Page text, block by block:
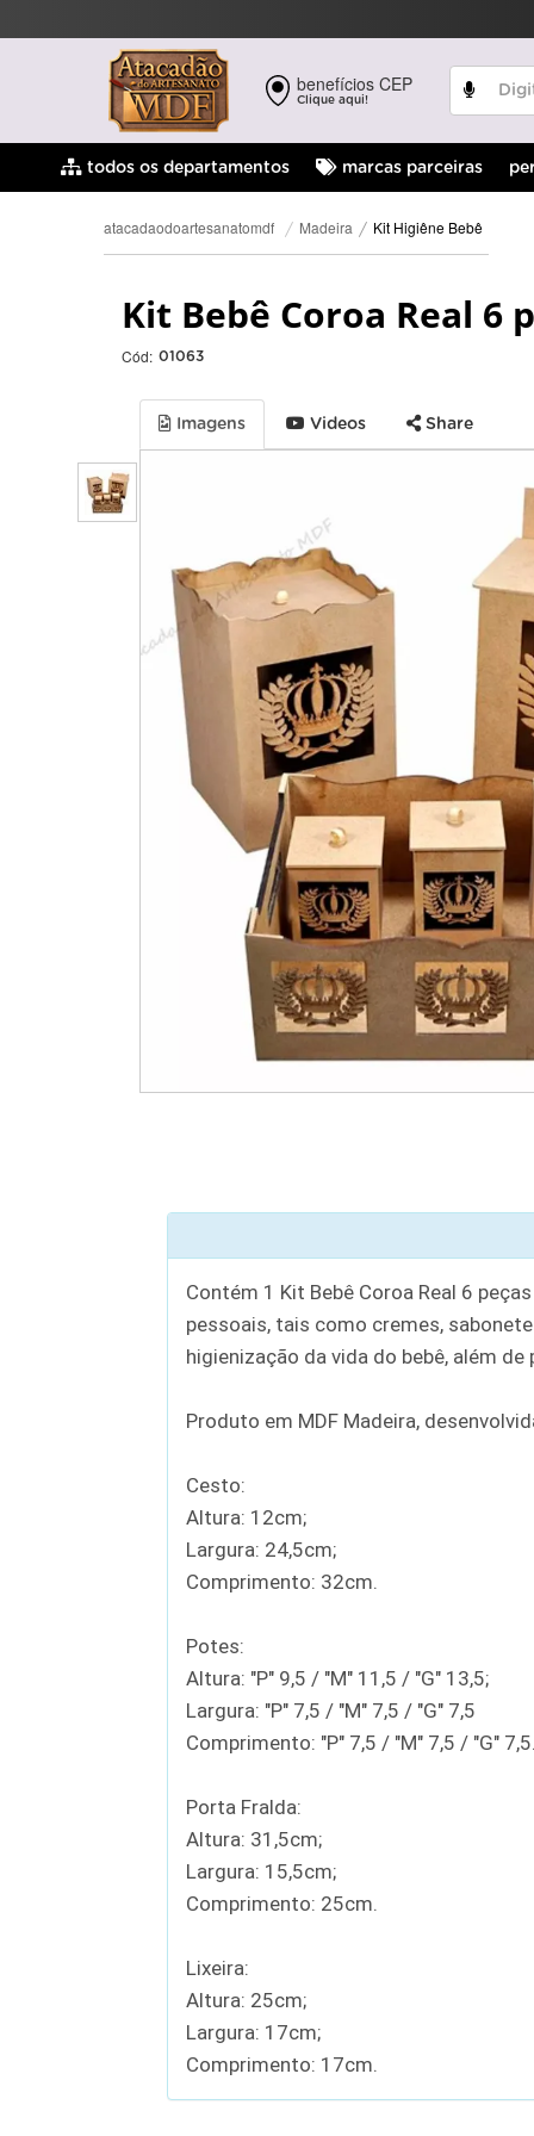
benefícios CEP
Clique aqui!
todos os departamentos marcas parceiras
atacadaodoartesanatomdf Madeira Kit Higiêne Bebê
Kit Bebê Coroa Real 6
Cód: 01063
Imagens Videos Share
Contém 1 Kit Bebê Coroa Real 6
pessoais, tais como cremes,
higienização da vida do bebê, além
Produto em MDF Madeira,
Cesto:
Altura: 12cm;
Largura: 24,5cm;
Comprimento: 32cm.
Potes:
Altura: "P" 9,5 / "M" 11,5 / "G" 13,5;
Largura: "P" 7,5 / "M" 7,5 / "G" 7,5
Comprimento: "P" 7,5 / "M" 7,5 / "G"
Porta Fralda:
Altura: 31,5cm;
Largura: 15,5cm;
Comprimento: 25cm.
Lixeira:
Altura: 25cm;
Largura: 17cm;
Comprimento: 17cm.